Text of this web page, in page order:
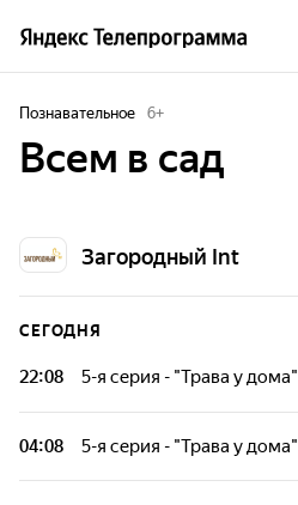
Познавательное 6+
Всем в сад
Загородный Int
СЕГОДНЯ
22:08 5-я серия - "Трава у дома"
04:08 5-я серия - "Трава у дома"